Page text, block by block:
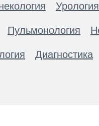
Урология
Пульмонология
Диагностика